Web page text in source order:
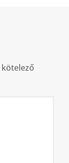
kötelező